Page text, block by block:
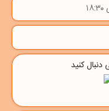
کنید